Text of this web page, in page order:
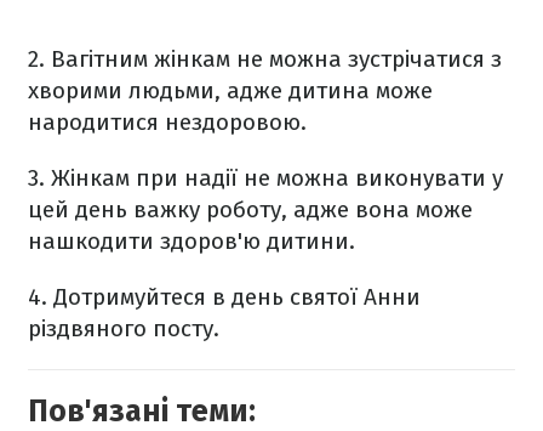
2. Вагітним жінкам не можна зустрічатися з
хворими людьми, адже дитина може
народитися нездоровою.
3. Жінкам при надії не можна виконувати у
цей день важку роботу, адже вона може
нашкодити здоров'ю дитини.
4. Дотримуйтеся в день святої Анни
різдвяного посту.
Пов'язані теми: